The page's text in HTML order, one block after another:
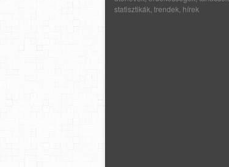
statisztikák, trendek, hírek